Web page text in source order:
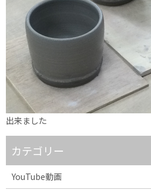
出来ました
カテゴリー
YouTube動画